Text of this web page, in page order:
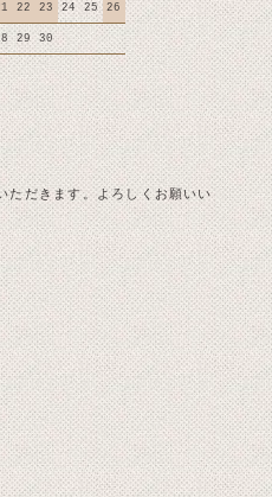
22 23 24 25 26
29 30
だきます。よろしくお願いい